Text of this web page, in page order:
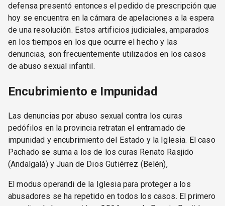
defensa presentó entonces el pedido de prescripción que
hoy se encuentra en la cámara de apelaciones a la espera
de una resolución. Estos artificios judiciales, amparados
en los tiempos en los que ocurre el hecho y las
denuncias, son frecuentemente utilizados en los casos
de abuso sexual infantil.
Encubrimiento e Impunidad
Las denuncias por abuso sexual contra los curas
pedófilos en la provincia retratan el entramado de
impunidad y encubrimiento del Estado y la Iglesia. El caso
Pachado se suma a los de los curas Renato Rasjido
(Andalgalá) y Juan de Dios Gutiérrez (Belén),
El modus operandi de la Iglesia para proteger a los
abusadores se ha repetido en todos los casos. El primero